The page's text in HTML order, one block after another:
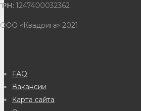
1247400032362
«Квадрига» 2021
FAQ
Вакансии
Карта сайта